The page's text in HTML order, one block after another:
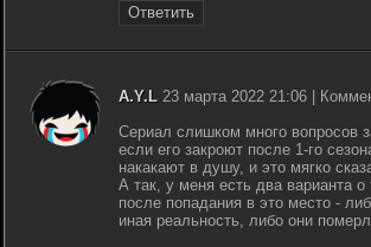
Ответить
A.Y.L 23 марта 2022 21:06 |
Сериал слишком много вопросов
если его закроют после 1-го
накакают в душу, и это мягко
А так, у меня есть два варианта о
после попадания в это место -
иная реальность, либо они